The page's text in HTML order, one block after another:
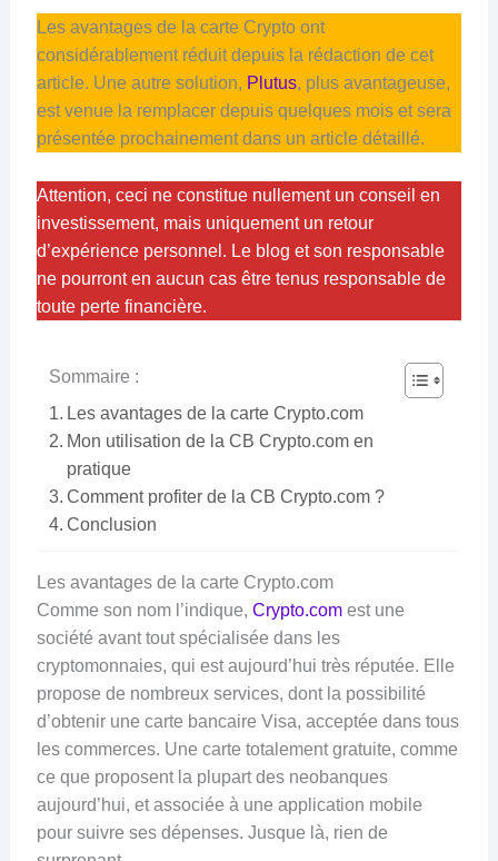
Les avantages de la carte Crypto ont
considérablement réduit depuis la rédaction de cet
article. Une autre solution, Plutus, plus avantageuse,
est venue la remplacer depuis quelques mois et sera
présentée prochainement dans un article détaillé.
Attention, ceci ne constitue nullement un conseil en
investissement, mais uniquement un retour
d’expérience personnel. Le blog et son responsable
ne pourront en aucun cas être tenus responsable de
toute perte financière.
Sommaire :
Les avantages de la carte Crypto.com
Mon utilisation de la CB Crypto.com en
pratique
Comment profiter de la CB Crypto.com ?
Conclusion
Les avantages de la carte Crypto.com
Comme son nom l’indique, Crypto.comest une
société avant tout spécialisée dans les
cryptomonnaies, qui est aujourd’hui très réputée. Elle
propose de nombreux services, dont la possibilité
d’obtenir une carte bancaire Visa, acceptée dans tous
les commerces. Une carte totalement gratuite, comme
ce que proposent la plupart des neobanques
aujourd’hui, et associée à une application mobile
pour suivre ses dépenses. Jusque là, rien de